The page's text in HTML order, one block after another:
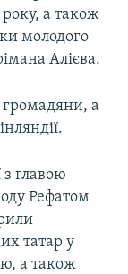
а також
молодого
Алієва.
громадяни, а
главою
Рефатом
татар у
а також